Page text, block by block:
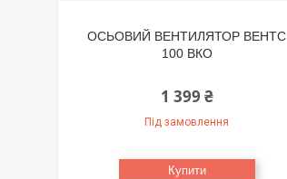
ОСЬОВИЙ ВЕНТИЛЯТОР ВЕНТС
100 ВКО
1 399 ₴
Під замовлення
Купити